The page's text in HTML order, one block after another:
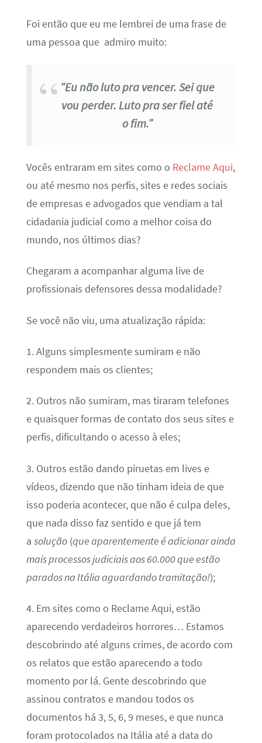
Foi então que eu me lembrei de uma frase de
uma pessoa que admiro muito:
“Eu não luto pra vencer. Sei que
vou perder. Luto pra ser fiel até
o fim.”
Vocês entraram em sites como o Reclame Aqui,
ou até mesmo nos perfis, sites e redes sociais
de empresas e advogados que vendiam a tal
cidadania judicial como a melhor coisa do
mundo, nos últimos dias?
Chegaram a acompanhar alguma live de
profissionais defensores dessa modalidade?
Se você não viu, uma atualização rápida:
1. Alguns simplesmente sumiram e não
respondem mais os clientes;
2. Outros não sumiram, mas tiraram telefones
e quaisquer formas de contato dos seus sites e
perfis, dificultando o acesso à eles;
3. Outros estão dando piruetas em lives e
vídeos, dizendo que não tinham ideia de que
isso poderia acontecer, que não é culpa deles,
que nada disso faz sentido e que já tem
a solução(que aparentemente é adicionar ainda
mais processos judiciais aos 60.000 que estão
parados na Itália aguardando tramitação!);
4. Em sites como o Reclame Aqui, estão
aparecendo verdadeiros horrores… Estamos
descobrindo até alguns crimes, de acordo com
os relatos que estão aparecendo a todo
momento por lá. Gente descobrindo que
assinou contratos e mandou todos os
documentos há 3, 5, 6, 9 meses, e que nunca
foram protocolados na Itália até a data do